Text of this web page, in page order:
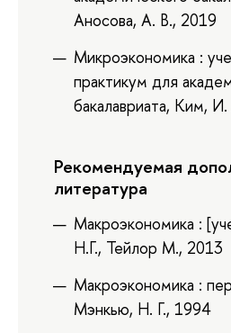
Аносова, А. В., 2019
Микроэкономика :
практикум для
бакалавриата, Ким,
Рекомендуемая
литература
Макроэкономика :
Н.Г., Тейлор М., 2013
Макроэкономика :
Мэнкью, Н. Г., 1994